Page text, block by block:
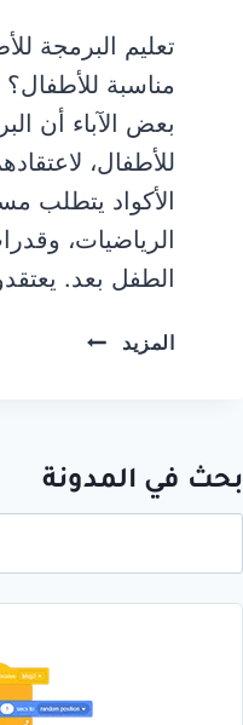
مناسبة
بعض الآباء أن
للأطفال،
الأكواد يتطلب
الرياضيات،
الطفل بعد.
المزيد
متى
1
من
بحث في المدونة